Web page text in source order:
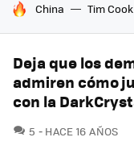
HOY SE HABLA DE
China Tim Cook
Deja que los
admiren cómo
con la
5 COMENTARIOS
HACE 16 AÑOS